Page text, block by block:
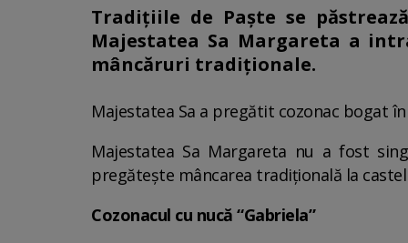
Tradițiile de Paște se
Majestatea Sa Margareta a
mâncăruri tradiționale.
Majestatea Sa a pregătit cozonac bogat
Majestatea Sa Margareta nu a fost
pregătește mâncarea tradițională la
Cozonacul cu nucă “Gabriela”